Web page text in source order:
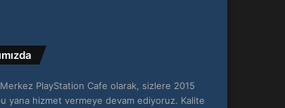
Merkez PlayStation Cafe olarak, sizlere 2015
yana hizmet vermeye devam ediyoruz. Kalite